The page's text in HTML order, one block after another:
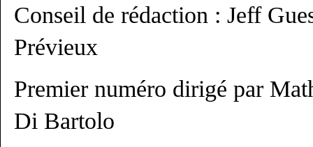
Conseil de rédaction : Jeff
Prévieux
Premier numéro dirigé par
Di Bartolo